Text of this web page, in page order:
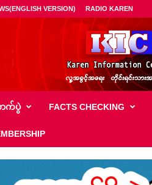
VERSION) RADIO KAREN
ာက်ပွဲ FACTS CHECKING